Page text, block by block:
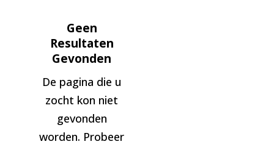
Geen
Resultaten
Gevonden
De pagina die u
zocht kon niet
gevonden
worden. Probeer